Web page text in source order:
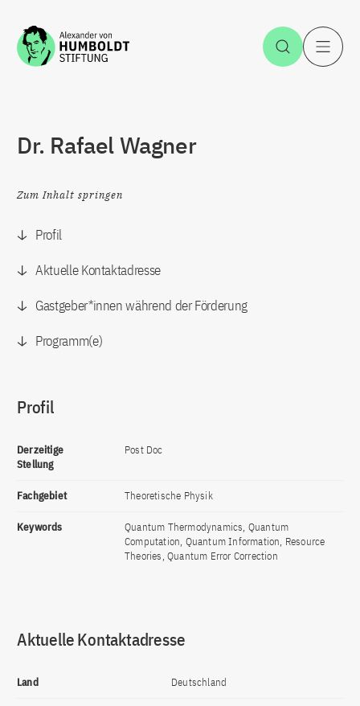
Zum Inhalt springen Suche
Dr. Rafael Wagner
Zum Inhalt springen
Profil
Aktuelle Kontaktadresse
Gastgeber*innen während der Förderung
Programm(e)
Profil
Derzeitige
Stellung
Post Doc
Fachgebiet Theoretische Physik
Keywords
Quantum Thermodynamics, Quantum
Computation, Quantum Information, Resource
Theories, Quantum Error Correction
Aktuelle Kontaktadresse
Land Deutschland